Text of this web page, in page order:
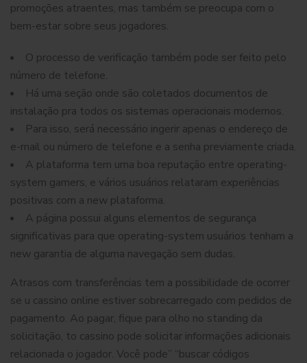
promoções atraentes, mas também se preocupa com o
bem-estar sobre seus jogadores.
O processo de verificação também pode ser feito pelo
número de telefone.
Há uma seção onde são coletados documentos de
instalação pra todos os sistemas operacionais modernos.
Para isso, será necessário ingerir apenas o endereço de
e-mail ou número de telefone e a senha previamente criada.
A plataforma tem uma boa reputação entre operating-
system gamers, e vários usuários relataram experiências
positivas com a new plataforma.
A página possui alguns elementos de segurança
significativas para que operating-system usuários tenham a
new garantia de alguma navegação sem dudas.
Atrasos com transferências tem a possibilidade de ocorrer
se u cassino online estiver sobrecarregado com pedidos de
pagamento. Ao pagar, fique para olho no standing da
solicitação, to cassino pode solicitar informações adicionais
relacionada o jogador. Você pode” “buscar códigos